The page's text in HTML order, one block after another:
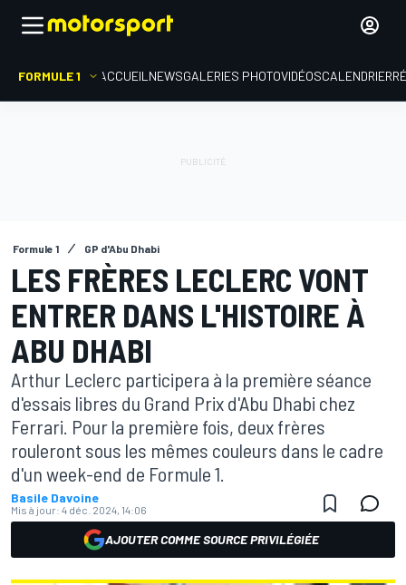
FORMULE 1 ACCUEIL NEWSGALERIES PHOTOVIDÉOSCALENDRIER
Formule 1 GP d'Abu Dhabi
LES FRÈRES LECLERC VONT
ENTRER DANS L'HISTOIRE À
ABU DHABI
Arthur Leclerc participera à la première séance
d'essais libres du Grand Prix d'Abu Dhabi chez
Ferrari. Pour la première fois, deux frères
rouleront sous les mêmes couleurs dans le cadre
d'un week-end de Formule 1.
Basile Davoine
Mis à jour: 4 déc. 2024, 14:06
AJOUTER COMME SOURCE PRIVILÉGIÉE